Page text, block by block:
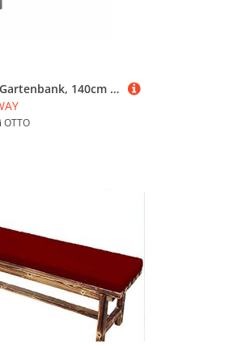
COSTWAY Gartenbank, 140cm für 2-3 Personen, Sitzbank HDPE wetterfest, 340kg
OTTO